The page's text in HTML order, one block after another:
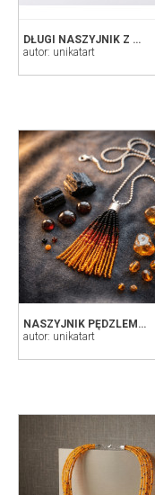
DŁUGI NASZYJNIK Z ZIELONYMI KORALIKAMI
autor: unikatart
NASZYJNIK PĘDZLEM MALOWANE 4
autor: unikatart